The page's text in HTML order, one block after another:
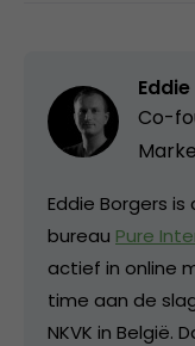
Co-
Eddie Borgers
bureau Pure
actief in online
time aan de
NKVK in België.